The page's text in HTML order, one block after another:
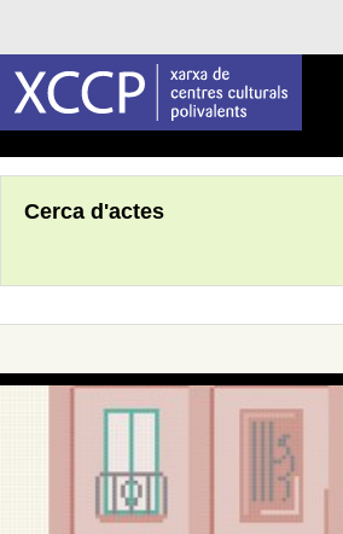
Cerca d'actes